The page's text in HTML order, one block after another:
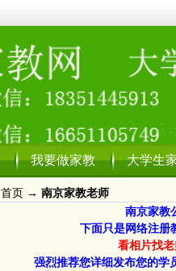
我要做家教 大学生
首页 → 南京家教老师
南京家教
下面只是网络注册
看相片找
强烈推荐您详细发布您的学